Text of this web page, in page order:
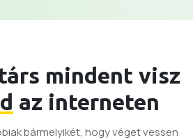
mindent visz
az interneten
bármelyikét, hogy véget vessen